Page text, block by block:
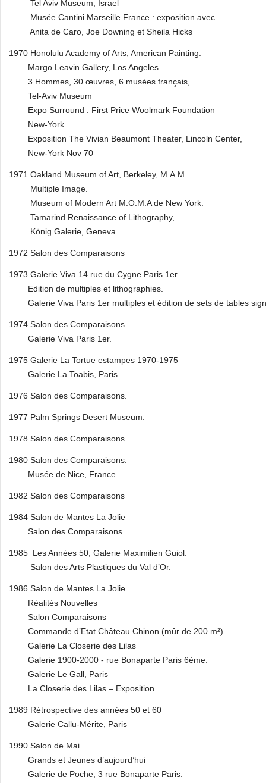
Tel Aviv Museum, Israel
Musée Cantini Marseille France : exposition avec
Anita de Caro, Joe Downing et Sheila Hicks
1970 Honolulu Academy of Arts, American Painting.
Margo Leavin Gallery, Los Angeles
3 Hommes, 30 œuvres, 6 musées français,
Tel-Aviv Museum
Expo Surround : First Price Woolmark Foundation
New-York.
Exposition The Vivian Beaumont Theater, Lincoln Center,
New-York Nov 70
1971 Oakland Museum of Art, Berkeley, M.A.M.
Multiple Image.
Museum of Modern Art M.O.M.A de New York.
Tamarind Renaissance of Lithography,
König Galerie, Geneva
1972 Salon des Comparaisons
1973 Galerie Viva 14 rue du Cygne Paris 1er
Edition de multiples et lithographies.
Galerie Viva Paris 1er multiples et édition de sets de tables
1974 Salon des Comparaisons.
Galerie Viva Paris 1er.
1975 Galerie La Tortue estampes 1970-1975
Galerie La Toabis, Paris
1976 Salon des Comparaisons.
1977 Palm Springs Desert Museum.
1978 Salon des Comparaisons
1980 Salon des Comparaisons.
Musée de Nice, France.
1982 Salon des Comparaisons
1984 Salon de Mantes La Jolie
Salon des Comparaisons
1985 Les Années 50, Galerie Maximilien Guiol.
Salon des Arts Plastiques du Val d’Or.
1986 Salon de Mantes La Jolie
Réalités Nouvelles
Salon Comparaisons
Commande d’Etat Château Chinon (mûr de 200 m²)
Galerie La Closerie des Lilas
Galerie 1900-2000 - rue Bonaparte Paris 6ème.
Galerie Le Gall, Paris
La Closerie des Lilas – Exposition.
1989 Rétrospective des années 50 et 60
Galerie Callu-Mérite, Paris
1990 Salon de Mai
Grands et Jeunes d’aujourd’hui
Galerie de Poche, 3 rue Bonaparte Paris.